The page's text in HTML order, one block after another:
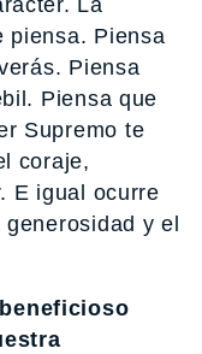
La
piensa. Piensa
Piensa
Piensa que
Supremo te
coraje,
E igual ocurre
y el